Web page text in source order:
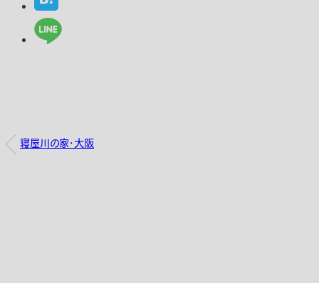
寝屋川の家・大阪